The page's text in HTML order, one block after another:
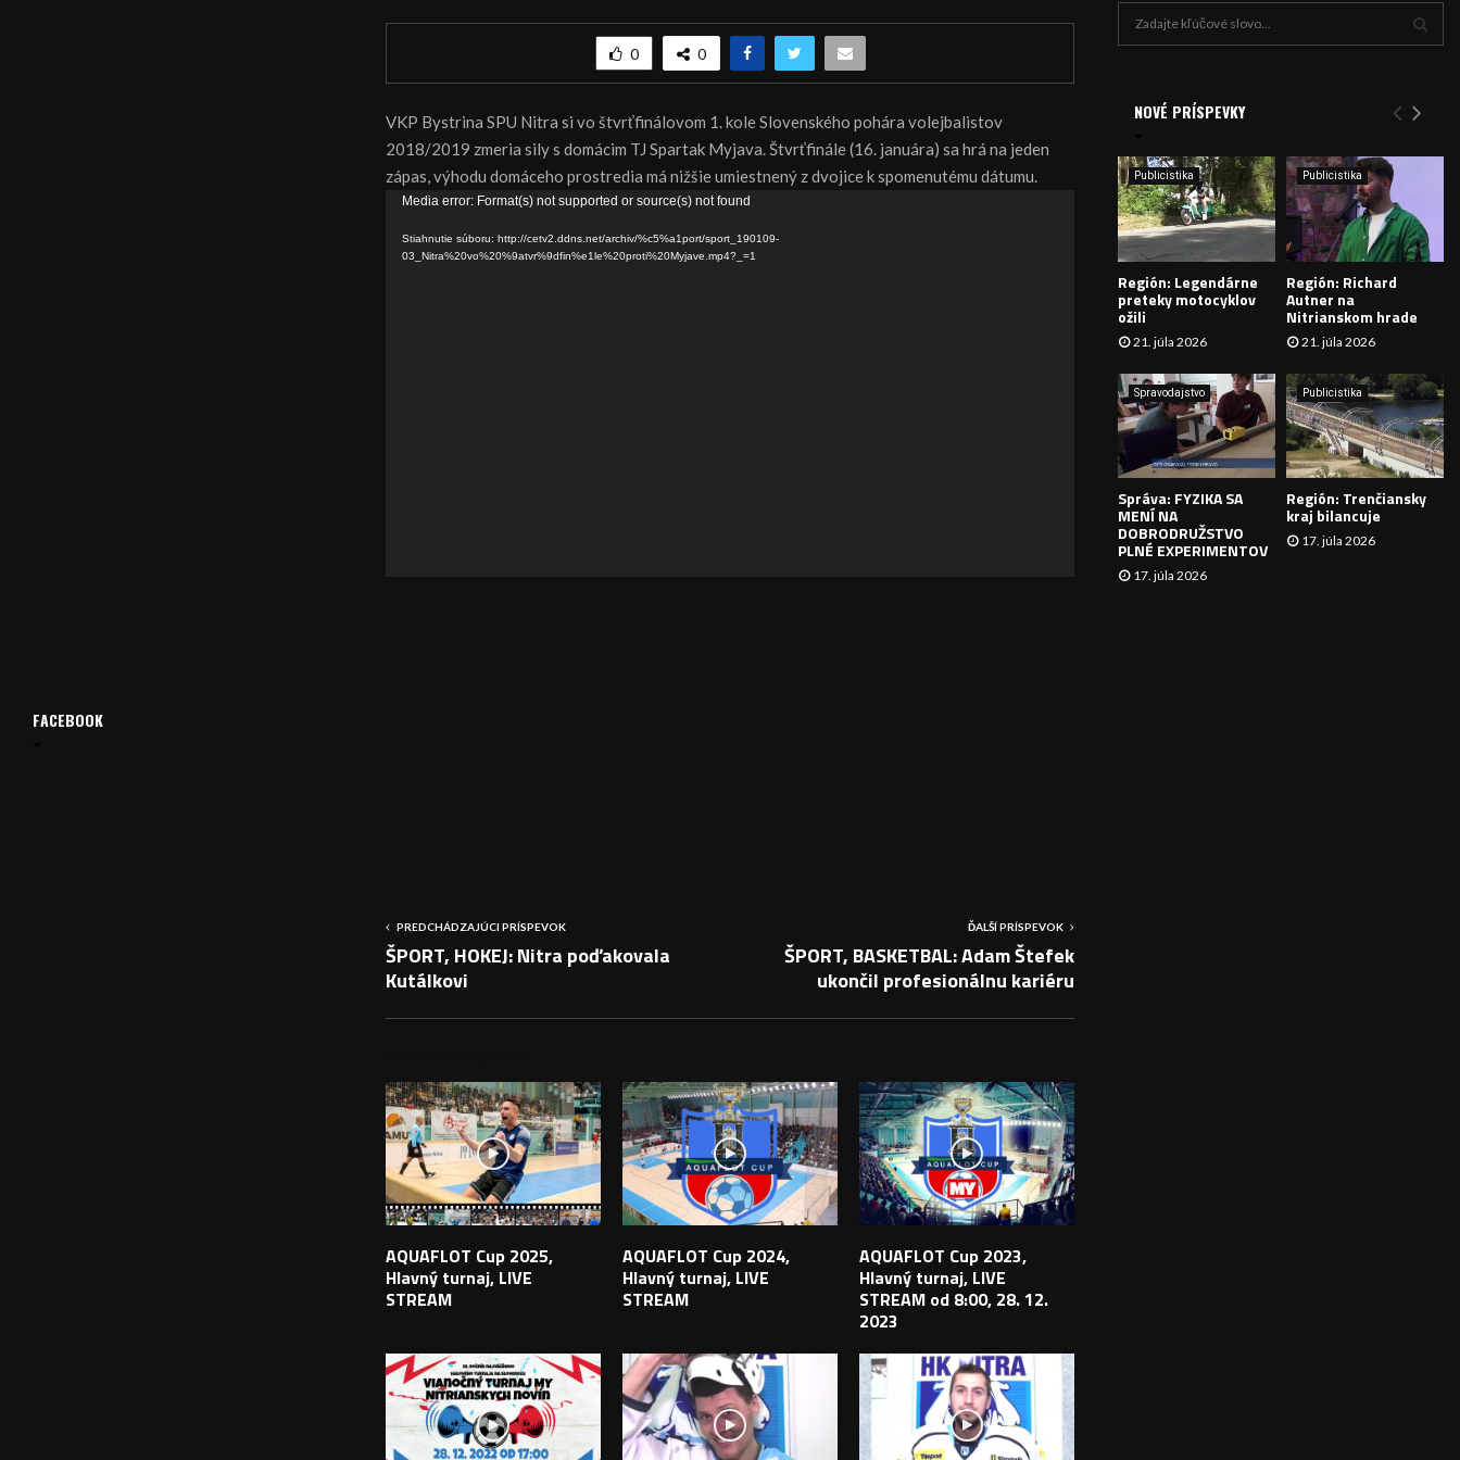
0 0
VKP Bystrina SPU Nitra si vo štvrťfinálovom 1. kole Slovenského pohára volejbalistov
2018/2019 zmeria sily s domácim TJ Spartak Myjava. Štvrťfinále (16. januára) sa hrá na jeden
zápas, výhodu domáceho prostredia má nižšie umiestnený z dvojice k spomenutému dátumu.
Media error: Format(s) not supported or source(s) not found
Stiahnutie súboru: http://cetv2.ddns.net/archiv/%c5%a1port/sport_190109-
03_Nitra%20vo%20%9atvr%9dfin%e1le%20proti%20Myjave.mp4?_=1
PREDCHÁDZAJÚCI PRÍSPEVOK
ŠPORT, HOKEJ: Nitra poďakovala
Kutálkovi
ĎALŠÍ PRÍSPEVOK
ŠPORT, BASKETBAL: Adam Štefek
ukončil profesionálnu kariéru
AQUAFLOT Cup 2025,
Hlavný turnaj, LIVE
STREAM
AQUAFLOT Cup 2024,
Hlavný turnaj, LIVE
STREAM
AQUAFLOT Cup 2023,
Hlavný turnaj, LIVE
STREAM od 8:00, 28. 12.
2023
FACEBOOK
e
:
Y
H
A
Á
V
A
N
I
NOVÉ PRÍSPEVKY
Publicistika
Región: Legendárne
preteky motocyklov
ožili
21. júla 2026
Publicistika
Región: Richard
Autner na
Nitrianskom hrade
21. júla 2026
Spravodajstvo
Správa: FYZIKA SA
MENÍ NA
DOBRODRUŽSTVO
PLNÉ EXPERIMENTOV
17. júla 2026
Publicistika
Región: Trenčiansky
kraj bilancuje
17. júla 2026